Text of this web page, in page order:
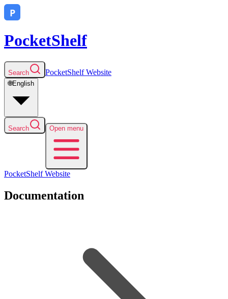
PocketShelf
Search PocketShelfWebsite
🌐English
Search Open menu
PocketShelfWebsite
Documentation